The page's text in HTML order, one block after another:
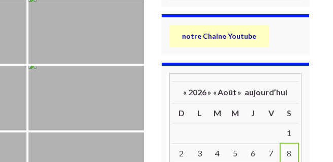
notre Chaine Youtube
« 2026» «Août » aujourd’hui
D L M M J V S
1
2 3 4 5 6 7 8